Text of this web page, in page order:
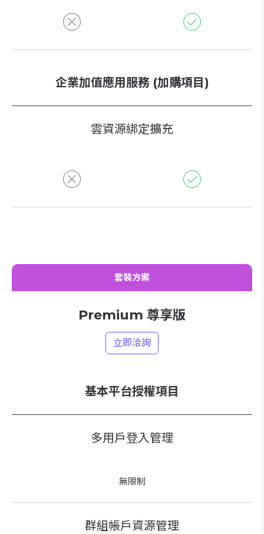
企業加值應用服務 (加購項目)
雲資源綁定擴充
套裝方案
Premium 尊享版
立即洽詢
基本平台授權項目
多用戶登入管理
無限制
群組帳戶資源管理